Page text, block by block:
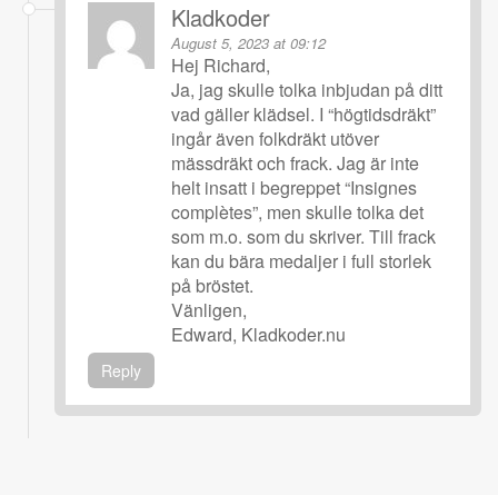
Kladkoder
August 5, 2023 at 09:12
Hej Richard,
Ja, jag skulle tolka inbjudan på ditt
vad gäller klädsel. I “högtidsdräkt”
ingår även folkdräkt utöver
mässdräkt och frack. Jag är inte
helt insatt i begreppet “Insignes
complètes”, men skulle tolka det
som m.o. som du skriver. Till frack
kan du bära medaljer i full storlek
på bröstet.
Vänligen,
Edward, Kladkoder.nu
Reply